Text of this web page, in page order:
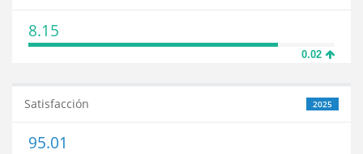
8.15
0.02
2025
Satisfacción
95.01